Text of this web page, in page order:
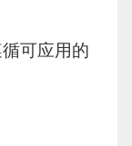
可应用的